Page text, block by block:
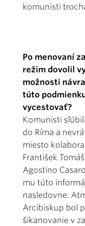
komunisti
Po menovaní
režim dovolil
možnosti
túto
vycestovať?
Komunisti
do Ríma a
miesto
František
Agostino
mu túto
nasledovne:
Arcibiskup bol
šikanovanie v